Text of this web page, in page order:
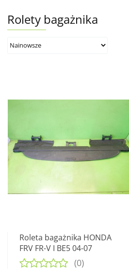
Rolety bagażnika
Roleta bagażnika HONDA
FRV FR-V I BE5 04-07
(0)